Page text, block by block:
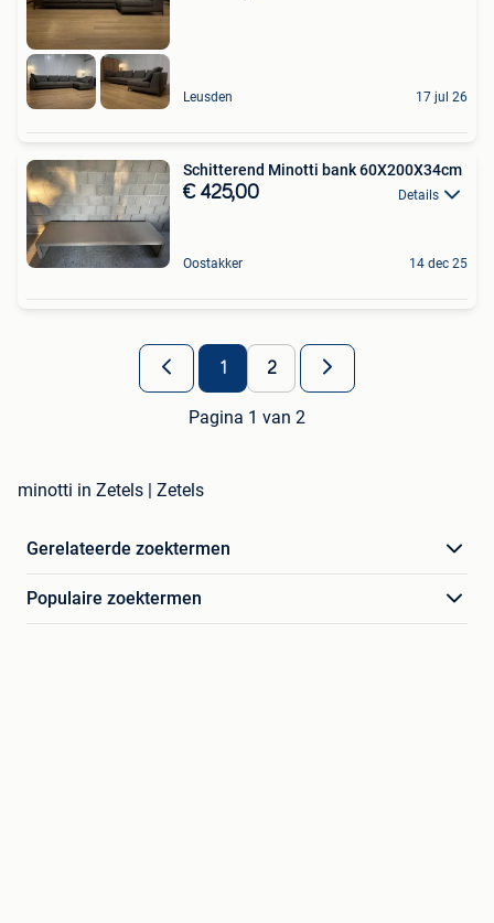
Leusden 17 jul 26
Schitterend Minotti bank 60X200X34cm
€ 425,00 Details
Oostakker 14 dec 25
1 2
Pagina 1 van 2
minotti in Zetels | Zetels
Gerelateerde zoektermen
Populaire zoektermen